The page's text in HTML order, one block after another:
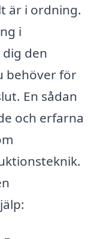
är i ordning.
i
den
behöver för
En sådan
och erfarna